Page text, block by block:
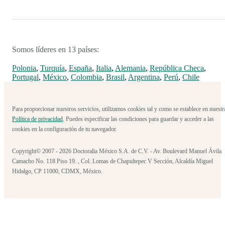
Somos líderes en 13 países:
Polonia, Turquía, España, Italia, Alemania, República Checa,
Portugal, México, Colombia, Brasil, Argentina, Perú, Chile
Para proporcionar nuestros servicios, utilizamos cookies tal y como se establece en
Política de privacidad. Puedes especificar las condiciones para guardar y acceder a las
cookies en la configuración de tu navegador.
Copyright© 2007 - 2026 Doctoralia México S.A. de C.V. - Av. Boulevard Manuel Ávila
Camacho No. 118 Piso 19. , Col. Lomas de Chapultepec V Sección, Alcaldía Miguel
Hidalgo, CP 11000, CDMX, México.